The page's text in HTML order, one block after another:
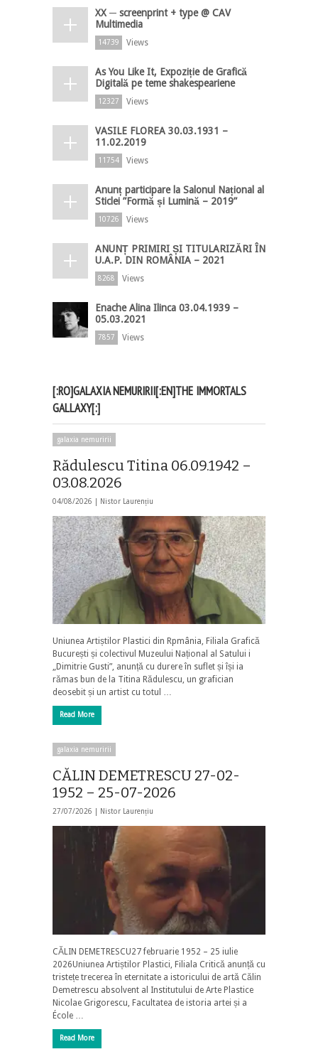
XX ─ screenprint + type @ CAV
Multimedia
14739 Views
As You Like It, Expoziție de Grafică
Digitală pe teme shakespeariene
12327 Views
VASILE FLOREA 30.03.1931 –
11.02.2019
11754 Views
Anunț participare la Salonul Național al
Sticlei ”Formă și Lumină – 2019”
10726 Views
ANUNȚ PRIMIRI ȘI TITULARIZĂRI ÎN
U.A.P. DIN ROMÂNIA – 2021
8268 Views
Enache Alina Ilinca 03.04.1939 –
05.03.2021
7857 Views
[:RO]GALAXIA NEMURIRII[:EN]THE IMMORTALS
GALLAXY[:]
galaxia nemuririi
Rădulescu Titina 06.09.1942 –
03.08.2026
04/08/2026 | Nistor Laurențiu
Uniunea Artiștilor Plastici din Rpmânia, Filiala Grafică
București și colectivul Muzeului Național al Satului i
„Dimitrie Gusti”, anunță cu durere în suflet și își ia
rămas bun de la Titina Rădulescu, un grafician
deosebit și un artist cu totul …
Read More
galaxia nemuririi
CĂLIN DEMETRESCU 27-02-
1952 – 25-07-2026
27/07/2026 | Nistor Laurențiu
CĂLIN DEMETRESCU27 februarie 1952 – 25 iulie
2026Uniunea Artiștilor Plastici, Filiala Critică anunță cu
tristețe trecerea în eternitate a istoricului de artă Călin
Demetrescu absolvent al Institutului de Arte Plastice
Nicolae Grigorescu, Facultatea de istoria artei și a
École …
Read More